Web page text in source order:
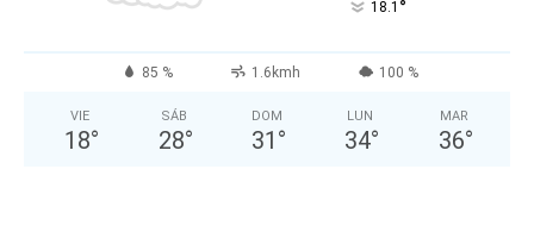
18.1 °
85 % 1.6kmh 100 %
VIE
18°
SÁB
28°
DOM
31 °
LUN
34°
MAR
36°